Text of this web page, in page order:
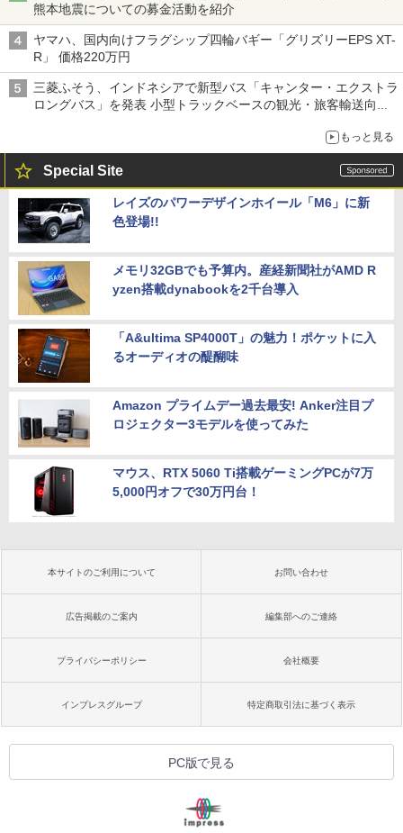
熊本地震についての募金活動を紹介
ヤマハ、国内向けフラグシップ四輪バギー「グリズリーEPS XT-
R」 価格220万円
三菱ふそう、インドネシアで新型バス「キャンター・エクストラ
ロングバス」を発表 小型トラックベースの観光・旅客輸送向け
もっと見る
Special Site
レイズのパワーデザインホイール「M6」に新
色登場!!
メモリ32GBでも予算内。産経新聞社がAMD R
yzen搭載dynabookを2千台導入
「A&ultima SP4000T」の魅力！ポケットに入
るオーディオの醍醐味
Amazon プライムデー過去最安! Anker注目プ
ロジェクター3モデルを使ってみた
マウス、RTX 5060 Ti搭載ゲーミングPCが7万
5,000円オフで30万円台！
本サイトのご利用について お問い合わせ
広告掲載のご案内 編集部へのご連絡
プライバシーポリシー 会社概要
インプレスグループ 特定商取引法に基づく表示
PC版で見る